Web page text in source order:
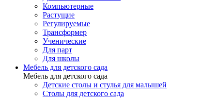
Компьютерные
Растущие
Регулируемые
Трансформер
Ученические
Для парт
Для школы
Мебель для детского сада
Мебель для детского сада
Детские столы и стулья для малышей
Столы для детского сада